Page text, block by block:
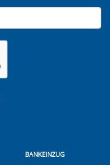
BANKEINZUG